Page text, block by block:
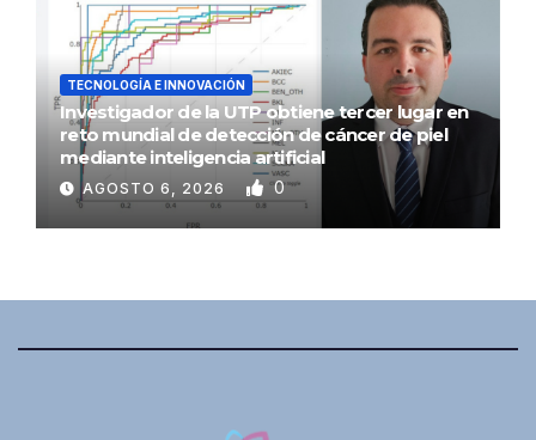
TECNOLOGÍA E INNOVACIÓN
Investigador de la UTP obtiene tercer lugar en
reto mundial de detección de cáncer de piel
mediante inteligencia artificial
AGOSTO 6, 2026 0